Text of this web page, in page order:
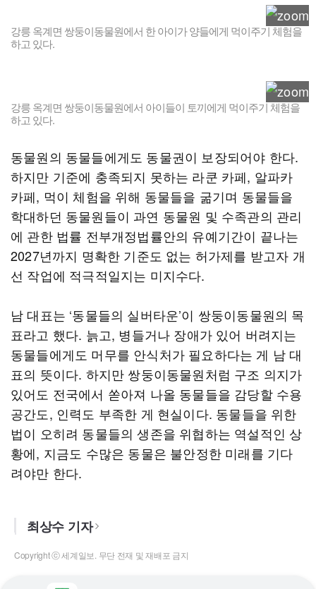
강릉 옥계면 쌍둥이동물원에서 한 아이가 양들에게 먹이주기 체험을
하고 있다.
강릉 옥계면 쌍둥이동물원에서 아이들이 토끼에게 먹이주기 체험을
하고 있다.
동물원의 동물들에게도 동물권이 보장되어야 한다.
하지만 기준에 충족되지 못하는 라쿤 카페, 알파카
카페, 먹이 체험을 위해 동물들을 굶기며 동물들을
학대하던 동물원들이 과연 동물원 및 수족관의 관리
에 관한 법률 전부개정법률안의 유예기간이 끝나는
2027년까지 명확한 기준도 없는 허가제를 받고자 개
선 작업에 적극적일지는 미지수다.
남 대표는 ‘동물들의 실버타운’이 쌍둥이동물원의 목
표라고 했다. 늙고, 병들거나 장애가 있어 버려지는
동물들에게도 머무를 안식처가 필요하다는 게 남 대
표의 뜻이다. 하지만 쌍둥이동물원처럼 구조 의지가
있어도 전국에서 쏟아져 나올 동물들을 감당할 수용
공간도, 인력도 부족한 게 현실이다. 동물들을 위한
법이 오히려 동물들의 생존을 위협하는 역설적인 상
황에, 지금도 수많은 동물은 불안정한 미래를 기다
려야만 한다.
최상수 기자
Copyright ⓒ 세계일보. 무단 전재 및 재배포 금지